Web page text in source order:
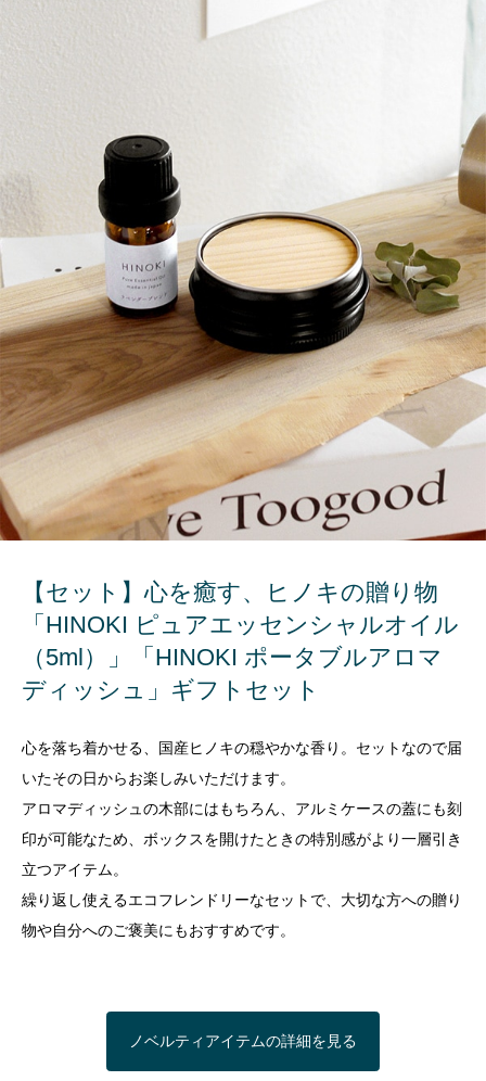
【セット】心を癒す、ヒノキの贈り物
「HINOKI ピュアエッセンシャルオイル
（5ml）」「HINOKI ポータブルアロマ
ディッシュ」ギフトセット
心を落ち着かせる、国産ヒノキの穏やかな香り。セットなので届
いたその日からお楽しみいただけます。
アロマディッシュの木部にはもちろん、アルミケースの蓋にも刻
印が可能なため、ボックスを開けたときの特別感がより一層引き
立つアイテム。
繰り返し使えるエコフレンドリーなセットで、大切な方への贈り
物や自分へのご褒美にもおすすめです。
ノベルティアイテムの詳細を見る